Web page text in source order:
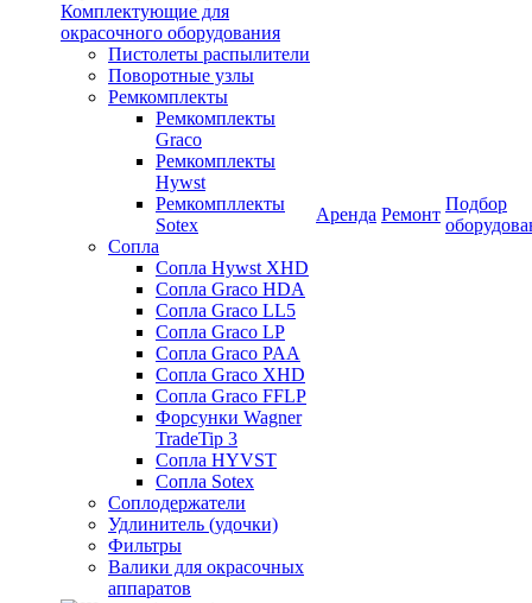
Комплектующие для
окрасочного оборудования
Пистолеты распылители
Поворотные узлы
Ремкомплекты
Ремкомплекты
Graco
Ремкомплекты
Hywst
Ремкомпллекты
Sotex
Сопла
Сопла Hywst XHD
Сопла Graco HDA
Сопла Graco LL5
Сопла Graco LP
Сопла Graco PAA
Сопла Graco XHD
Сопла Graco FFLP
Форсунки Wagner
TradeTip 3
Сопла HYVST
Сопла Sotex
Соплодержатели
Удлинитель (удочки)
Фильтры
Валики для окрасочных
аппаратов
Аренда Ремонт
Подбор